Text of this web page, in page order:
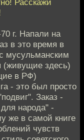
Расскажи
г. Напали на
в это время в
мусульманским
(живущие здесь)
в РФ)
- это был просто
Заказ -
народа" -
же в самой книге
чувств